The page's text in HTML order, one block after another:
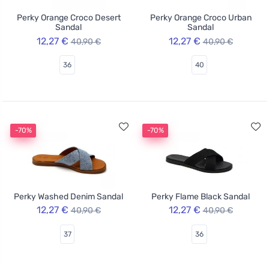
Perky Orange Croco Desert
Sandal
12,27 € 40,90 €
36
Perky Orange Croco Urban
Sandal
12,27 € 40,90 €
40
-70%
Perky Washed Denim Sandal
12,27 € 40,90 €
37
-70%
Perky Flame Black Sandal
12,27 € 40,90 €
36